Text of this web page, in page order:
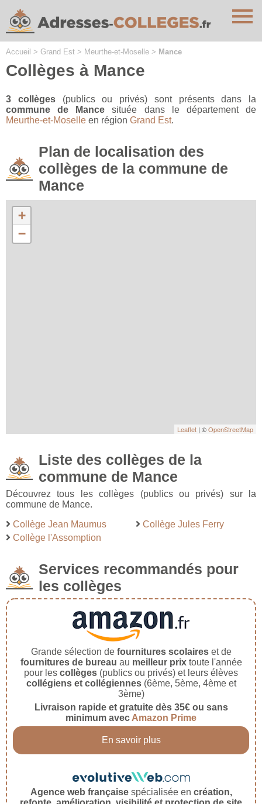
Accueil > Grand Est > Meurthe-et-Moselle > Mance
Collèges à Mance
3 collèges(publics ou privés) sont présents dans la
commune de Mance située dans le département de
Meurthe-et-Moselle en région Grand Est.
Plan de localisation des
collèges de la commune de
Mance
+
−
Leaflet | ©OpenStreetMap
Liste des collèges de la
commune de Mance
Découvrez tous les collèges (publics ou privés) sur la
commune de Mance.
Collège Jean Maumus
Collège l'Assomption
Collège Jules Ferry
Services recommandés pour
les collèges
Grande sélection de fournitures scolaireset de
fournitures de bureau au meilleur prixtoute l'année
pour les collèges (publics ou privés) et leurs élèves
collégiens et collégiennes(6ème, 5ème, 4ème et
3ème)
Livraison rapide et gratuite dès 35€ ou sans
minimum avec Amazon Prime
En savoir plus
Agence web françaisespécialisée en création,